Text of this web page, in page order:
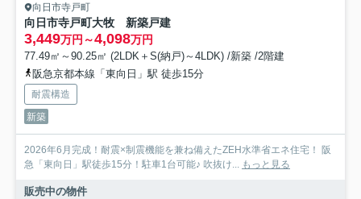
向日市寺戸町
向日市寺戸町大牧 新築戸建
3,449万円～4,098万円
77.49㎡～90.25㎡ (2LDK＋S(納戸)～4LDK) /新築 /2階建
阪急京都本線「東向日」駅 徒歩15分
耐震構造
新築
2026年6月完成！耐震×制震機能を兼ね備えたZEH水準省エネ住宅！ 阪
急「東向日」駅徒歩15分！駐車1台可能♪ 吹抜け... もっと見る
販売中の物件